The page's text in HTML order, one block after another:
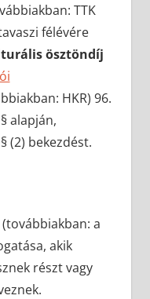
TTK
félévére
ösztöndíj
HKR) 96.
alapján,
(2) bekezdést.
a
akik
részt vagy